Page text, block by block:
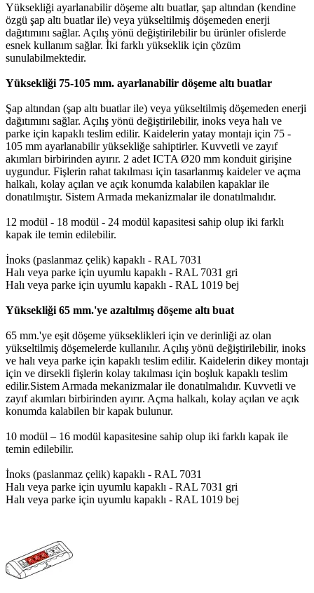
Yüksekliği ayarlanabilir döşeme altı buatlar, şap altından (kendine
özgü şap altı buatlar ile) veya yükseltilmiş döşemeden enerji
dağıtımını sağlar. Açılış yönü değiştirilebilir bu ürünler ofislerde
esnek kullanım sağlar. İki farklı yükseklik için çözüm
sunulabilmektedir.
Yüksekliği 75-105 mm. ayarlanabilir döşeme altı buatlar
Şap altından (şap altı buatlar ile) veya yükseltilmiş döşemeden enerji
dağıtımını sağlar. Açılış yönü değiştirilebilir, inoks veya halı ve
parke için kapaklı teslim edilir. Kaidelerin yatay montajı için 75 -
105 mm ayarlanabilir yüksekliğe sahiptirler. Kuvvetli ve zayıf
akımları birbirinden ayırır. 2 adet ICTA Ø20 mm konduit girişine
uygundur. Fişlerin rahat takılması için tasarlanmış kaideler ve açma
halkalı, kolay açılan ve açık konumda kalabilen kapaklar ile
donatılmıştır. Sistem Armada mekanizmalar ile donatılmalıdır.
12 modül - 18 modül - 24 modül kapasitesi sahip olup iki farklı
kapak ile temin edilebilir.
İnoks (paslanmaz çelik) kapaklı - RAL 7031
Halı veya parke için uyumlu kapaklı - RAL 7031 gri
Halı veya parke için uyumlu kapaklı - RAL 1019 bej
Yüksekliği 65 mm.'ye azaltılmış döşeme altı buat
65 mm.'ye eşit döşeme yükseklikleri için ve derinliği az olan
yükseltilmiş döşemelerde kullanılır. Açılış yönü değiştirilebilir, inoks
ve halı veya parke için kapaklı teslim edilir. Kaidelerin dikey montajı
için ve dirsekli fişlerin kolay takılması için boşluk kapaklı teslim
edilir.Sistem Armada mekanizmalar ile donatılmalıdır. Kuvvetli ve
zayıf akımları birbirinden ayırır. Açma halkalı, kolay açılan ve açık
konumda kalabilen bir kapak bulunur.
10 modül – 16 modül kapasitesine sahip olup iki farklı kapak ile
temin edilebilir.
İnoks (paslanmaz çelik) kapaklı - RAL 7031
Halı veya parke için uyumlu kapaklı - RAL 7031 gri
Halı veya parke için uyumlu kapaklı - RAL 1019 bej